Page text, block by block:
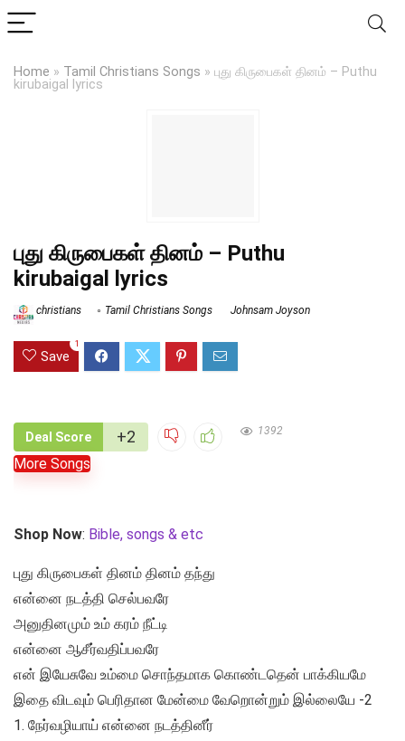
Home » Tamil Christians Songs » புது கிருபைகள் தினம் – Puthu
kirubaigal lyrics
புது கிருபைகள் தினம் – Puthu
kirubaigal lyrics
christians Tamil Christians Songs Johnsam Joyson
Save
1
Deal Score +2 1392
More Songs
Shop Now: Bible, songs & etc
புது கிருபைகள் தினம் தினம் தந்து
என்னை நடத்தி செல்பவரே
அனுதினமும் உம் கரம் நீட்டி
என்னை ஆசீர்வதிப்பவரே
என் இயேசுவே உம்மை சொந்தமாக கொண்டதென் பாக்கியமே
இதை விடவும் பெரிதான மேன்மை வேறொன்றும் இல்லையே -2
1. நேர்வழியாய் என்னை நடத்தினீர்